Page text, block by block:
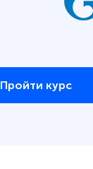
Пройти курс